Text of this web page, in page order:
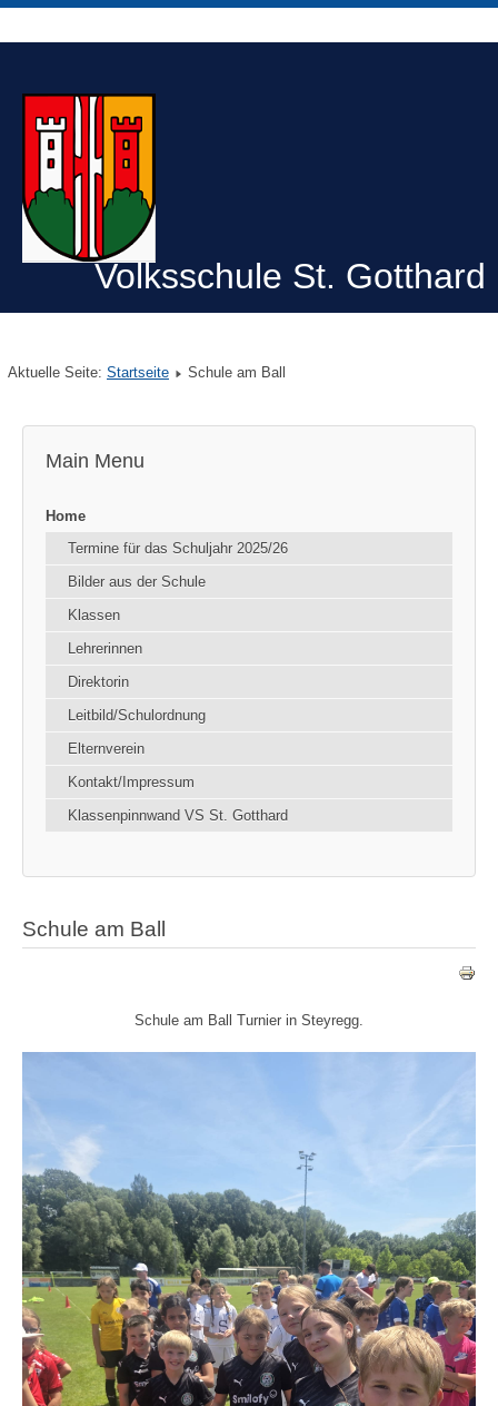
Volksschule St. Gotthard
Aktuelle Seite: Startseite Schule am Ball
Main Menu
Home
Termine für das Schuljahr 2025/26
Bilder aus der Schule
Klassen
Lehrerinnen
Direktorin
Leitbild/Schulordnung
Elternverein
Kontakt/Impressum
Klassenpinnwand VS St. Gotthard
Schule am Ball
Schule am Ball Turnier in Steyregg.